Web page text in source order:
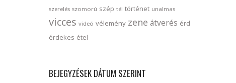
szerelés szomorú szép tél történet unalmas
vicces videó vélemény zene átverés érd
érdekes étel
BEJEGYZÉSEK DÁTUM SZERINT